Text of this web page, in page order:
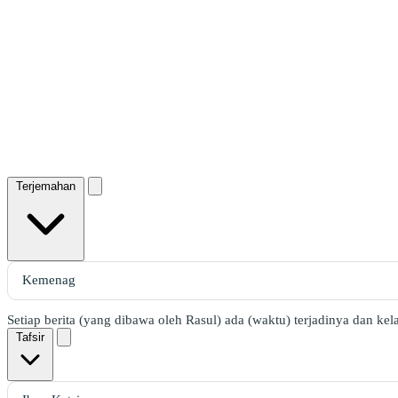
Terjemahan
Setiap berita (yang dibawa oleh Rasul) ada (waktu) terjadinya dan
Tafsir